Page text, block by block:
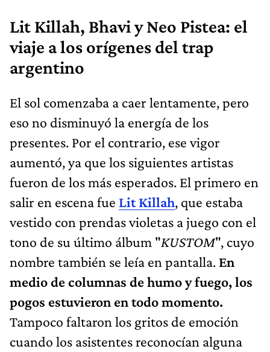
Lit Killah, Bhavi y Neo Pistea: el
viaje a los orígenes del trap
argentino
El sol comenzaba a caer lentamente, pero
eso no disminuyó la energía de los
presentes. Por el contrario, ese vigor
aumentó, ya que los siguientes artistas
fueron de los más esperados. El primero en
salir en escena fue Lit Killah, que estaba
vestido con prendas violetas a juego con el
tono de su último álbum "KUSTOM", cuyo
nombre también se leía en pantalla. En
medio de columnas de humo y fuego, los
pogos estuvieron en todo momento.
Tampoco faltaron los gritos de emoción
cuando los asistentes reconocían alguna